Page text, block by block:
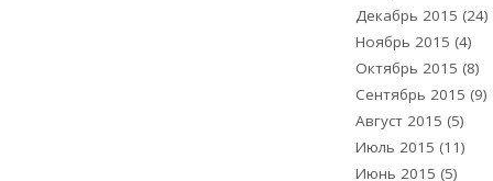
Декабрь 2015 (24)
Ноябрь 2015 (4)
Октябрь 2015 (8)
Сентябрь 2015 (9)
Август 2015 (5)
Июль 2015 (11)
Июнь 2015 (5)